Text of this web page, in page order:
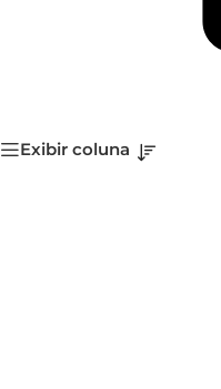
Exibir coluna